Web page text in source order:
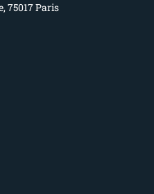
75017 Paris